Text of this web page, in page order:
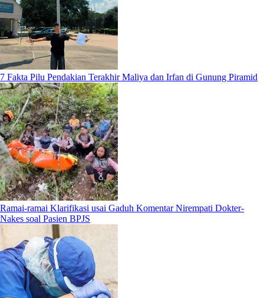
7 Fakta Pilu Pendakian Terakhir Maliya dan Irfan di Gunung Piramid
Ramai-ramai Klarifikasi usai Gaduh Komentar Nirempati Dokter-
Nakes soal Pasien BPJS